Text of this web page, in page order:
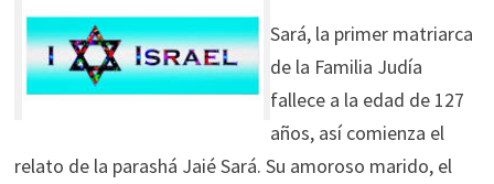
Sará, la primer matriarca
de la Familia Judía
fallece a la edad de 127
años, así comienza el
relato de la parashá Jaié Sará. Su amoroso marido, el